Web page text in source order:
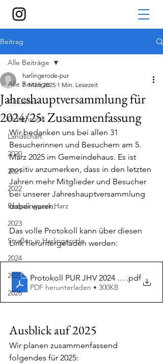
Beitrag
Alle Beiträge
Aktuelles
Ortschronik
Landschaft
2020
2021
2022
Recyclingpark Harz
2023
Straßen in Harlingerode
2024
2025
2026
Alle Beiträge
Jahreshauptversammlung für
2024/25: Zusammenfassung
harlingerode-pur
7. März 2025 1 Min. Lesezeit
Wir bedanken uns bei allen 31
Besucherinnen und Besuchern am 5.
März 2025 im Gemeindehaus. Es ist
positiv anzumerken, dass in den letzten
Jahren mehr Mitglieder und Besucher
bei unserer Jahreshauptversammlung
dabei waren.
Das volle Protokoll kann über diesen
Link heruntergeladen werden:
Protokoll PUR JHV 2024 .pdf
PDF herunterladen • 300KB
Ausblick auf 2025
Wir planen zusammenfassend
folgendes für 2025: